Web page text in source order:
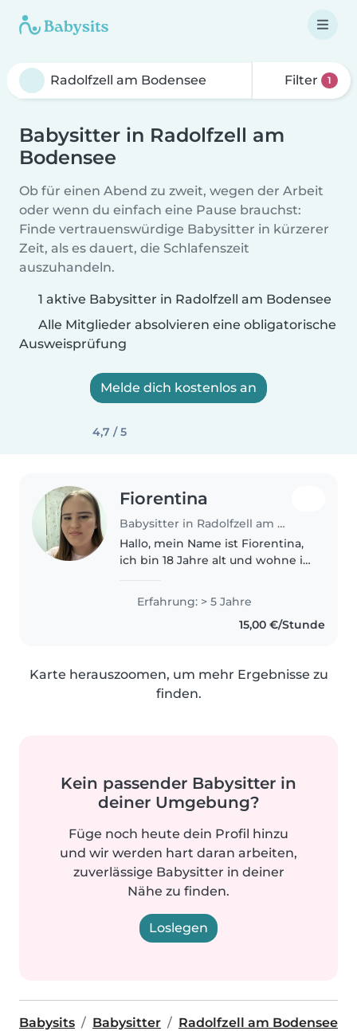
Filter 1
Babysitter in Radolfzell am
Bodensee
Ob für einen Abend zu zweit, wegen der Arbeit
oder wenn du einfach eine Pause brauchst:
Finde vertrauenswürdige Babysitter in kürzerer
Zeit, als es dauert, die Schlafenszeit
auszuhandeln.
1 aktive Babysitter in Radolfzell am Bodensee
Alle Mitglieder absolvieren eine obligatorische
Ausweisprüfung
Melde dich kostenlos an
4,7 / 5
Fiorentina
Babysitter in Radolfzell am Bodensee
Hallo, mein Name ist Fiorentina,
ich bin 18 Jahre alt und wohne in
eine aufgeschlossene,
zuverlässige und freundliche
Person. Ich habe schon
Erfahrung: > 5 Jahre
15,00 €/Stunde
Karte herauszoomen, um mehr Ergebnisse zu
finden.
Kein passender Babysitter in
deiner Umgebung?
Füge noch heute dein Profil hinzu
und wir werden hart daran arbeiten,
zuverlässige Babysitter in deiner
Nähe zu finden.
Loslegen
Babysits Babysitter Radolfzell am Bodensee